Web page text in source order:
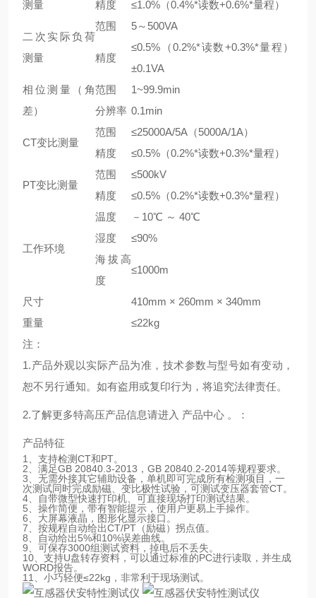
测量 精度 ≤1.0%（0.4%*读数+0.6%*量程）
二次实际负荷
测量
范围 5～500VA
精度
≤0.5%（0.2%*读数+0.3%*量程）
±0.1VA
相位测量（角
差）
范围
1~99.9min
分辨率 0.1min
CT变比测量
范围
≤25000A/5A（5000A/1A）
精度
≤0.5%（0.2%*读数+0.3%*量程）
PT变比测量
范围
≤500kV
精度
≤0.5%（0.2%*读数+0.3%*量程）
工作环境
温度
－10℃ ～ 40℃
湿度
≤90%
海拔高
度
≤1000m
尺寸
410mm × 260mm × 340mm
重量
≤22kg
注：
1.产品外观以实际产品为准，技术参数与型号如有变动，
恕不另行通知。如有盗用或复印行为，将追究法律责任。
2.了解更多特高压产品信息请进入 产品中心 。：
产品特征
1、支持检测CT和PT。
2、满足GB 20840.3-2013，GB 20840.2-2014等规程要求。
3、无需外接其它辅助设备，单机即可完成所有检测项目，一
次测试同时完成励磁、变比极性试验，可测试变压器套管CT。
4、自带微型快速打印机、可直接现场打印测试结果。
5、操作简便，带有智能提示，使用户更易上手操作。
6、大屏幕液晶，图形化显示接口。
7、按规程自动给出CT/PT（励磁）拐点值。
8、自动给出5%和10%误差曲线。
9、可保存3000组测试资料，掉电后不丢失。
10、支持U盘转存资料，可以通过标准的PC进行读取，并生成
WORD报告。
11、小巧轻便≤22kg，非常利于现场测试。